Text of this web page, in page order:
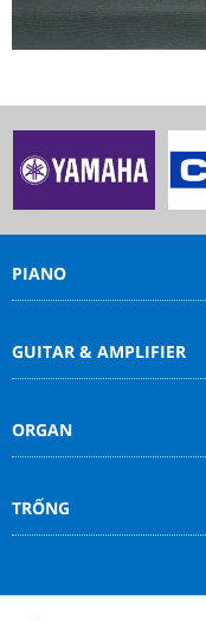
PIANO
GUITAR & AMPLIFIER
ORGAN
TRỐNG